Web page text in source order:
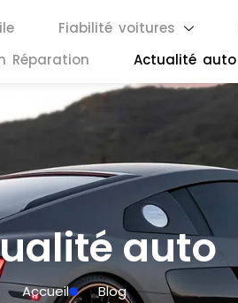
Fiabilité voitures
Réparation
Actualité auto
auto
Accueil Blog